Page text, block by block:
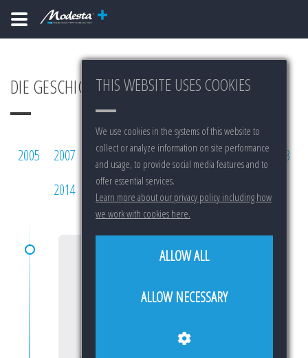
THIS WEBSITE USES COOKIES
We use cookies in the systems of this website to
collect or analyze information on site performance
and usage, to provide social media features and to
offer essential services.
Learn more about our privacy policy including how
we work with cookies here.
ALLOW ALL
ALLOW NECESSARY
DIE GESCHICHTE VON MODESTA
2005 2007 2008 2009 2010 2011 2012
2013
2014
2015 2016 2017 2018 2019
2005
START OF RESEARCH
protection coatings for the